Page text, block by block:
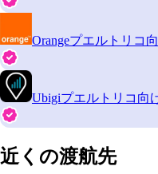
Orangeプエルトリコ
Ubigiプエルトリコ向
近くの渡航先